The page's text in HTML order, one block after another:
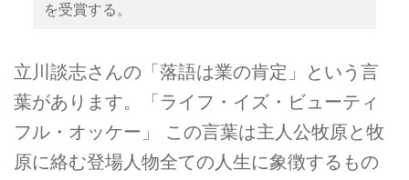
を受賞する。
立川談志さんの「落語は業の肯定」という言
葉があります。「ライフ・イズ・ビューティ
フル・オッケー」 この言葉は主人公牧原と牧
原に絡む登場人物全ての人生に象徴するもの